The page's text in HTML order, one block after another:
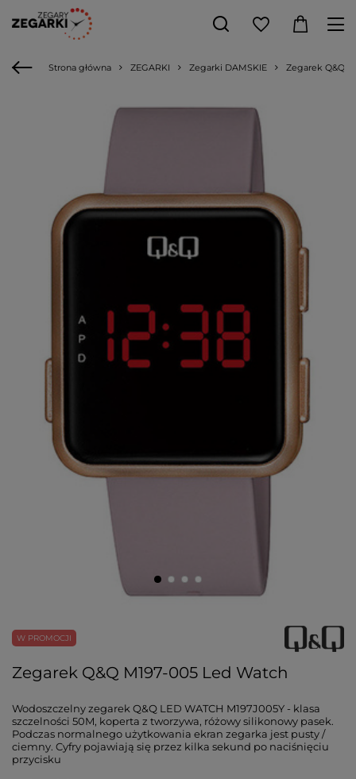
Strona główna ZEGARKI Zegarki DAMSKIE Zegarek Q&Q
W PROMOCJI
Zegarek Q&Q M197-005 Led Watch
Wodoszczelny zegarek Q&Q LED WATCH M197J005Y - klasa
szczelności 50M, koperta z tworzywa, różowy silikonowy pasek.
Podczas normalnego użytkowania ekran zegarka jest pusty /
ciemny. Cyfry pojawiają się przez kilka sekund po naciśnięciu
przycisku